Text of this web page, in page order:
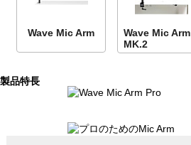
Wave Mic Arm
Wave Mic Arm
MK.2
製品特長